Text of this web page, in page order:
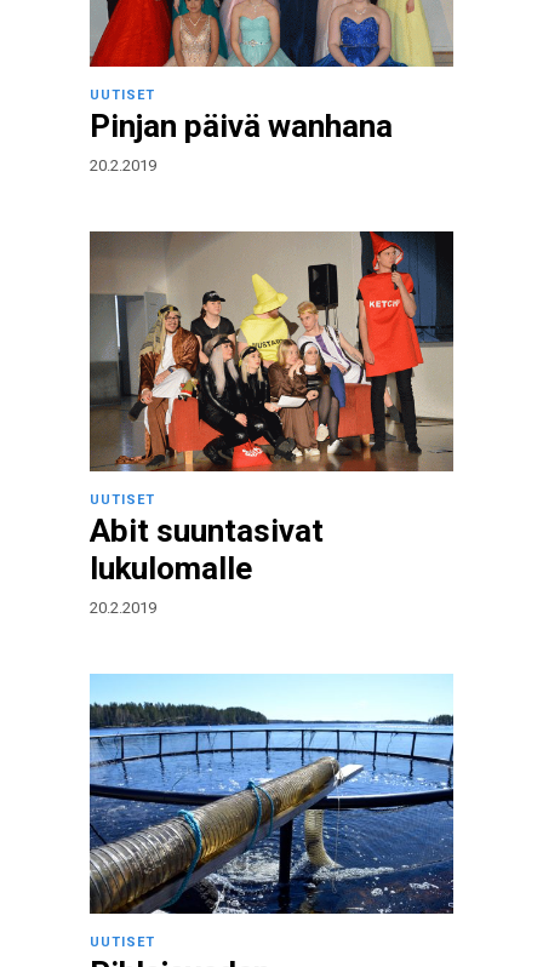
UUTISET
Pinjan päivä wanhana
20.2.2019
UUTISET
Abit suuntasivat
lukulomalle
20.2.2019
UUTISET